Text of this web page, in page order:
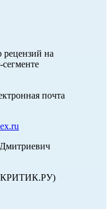
рецензий на
почта